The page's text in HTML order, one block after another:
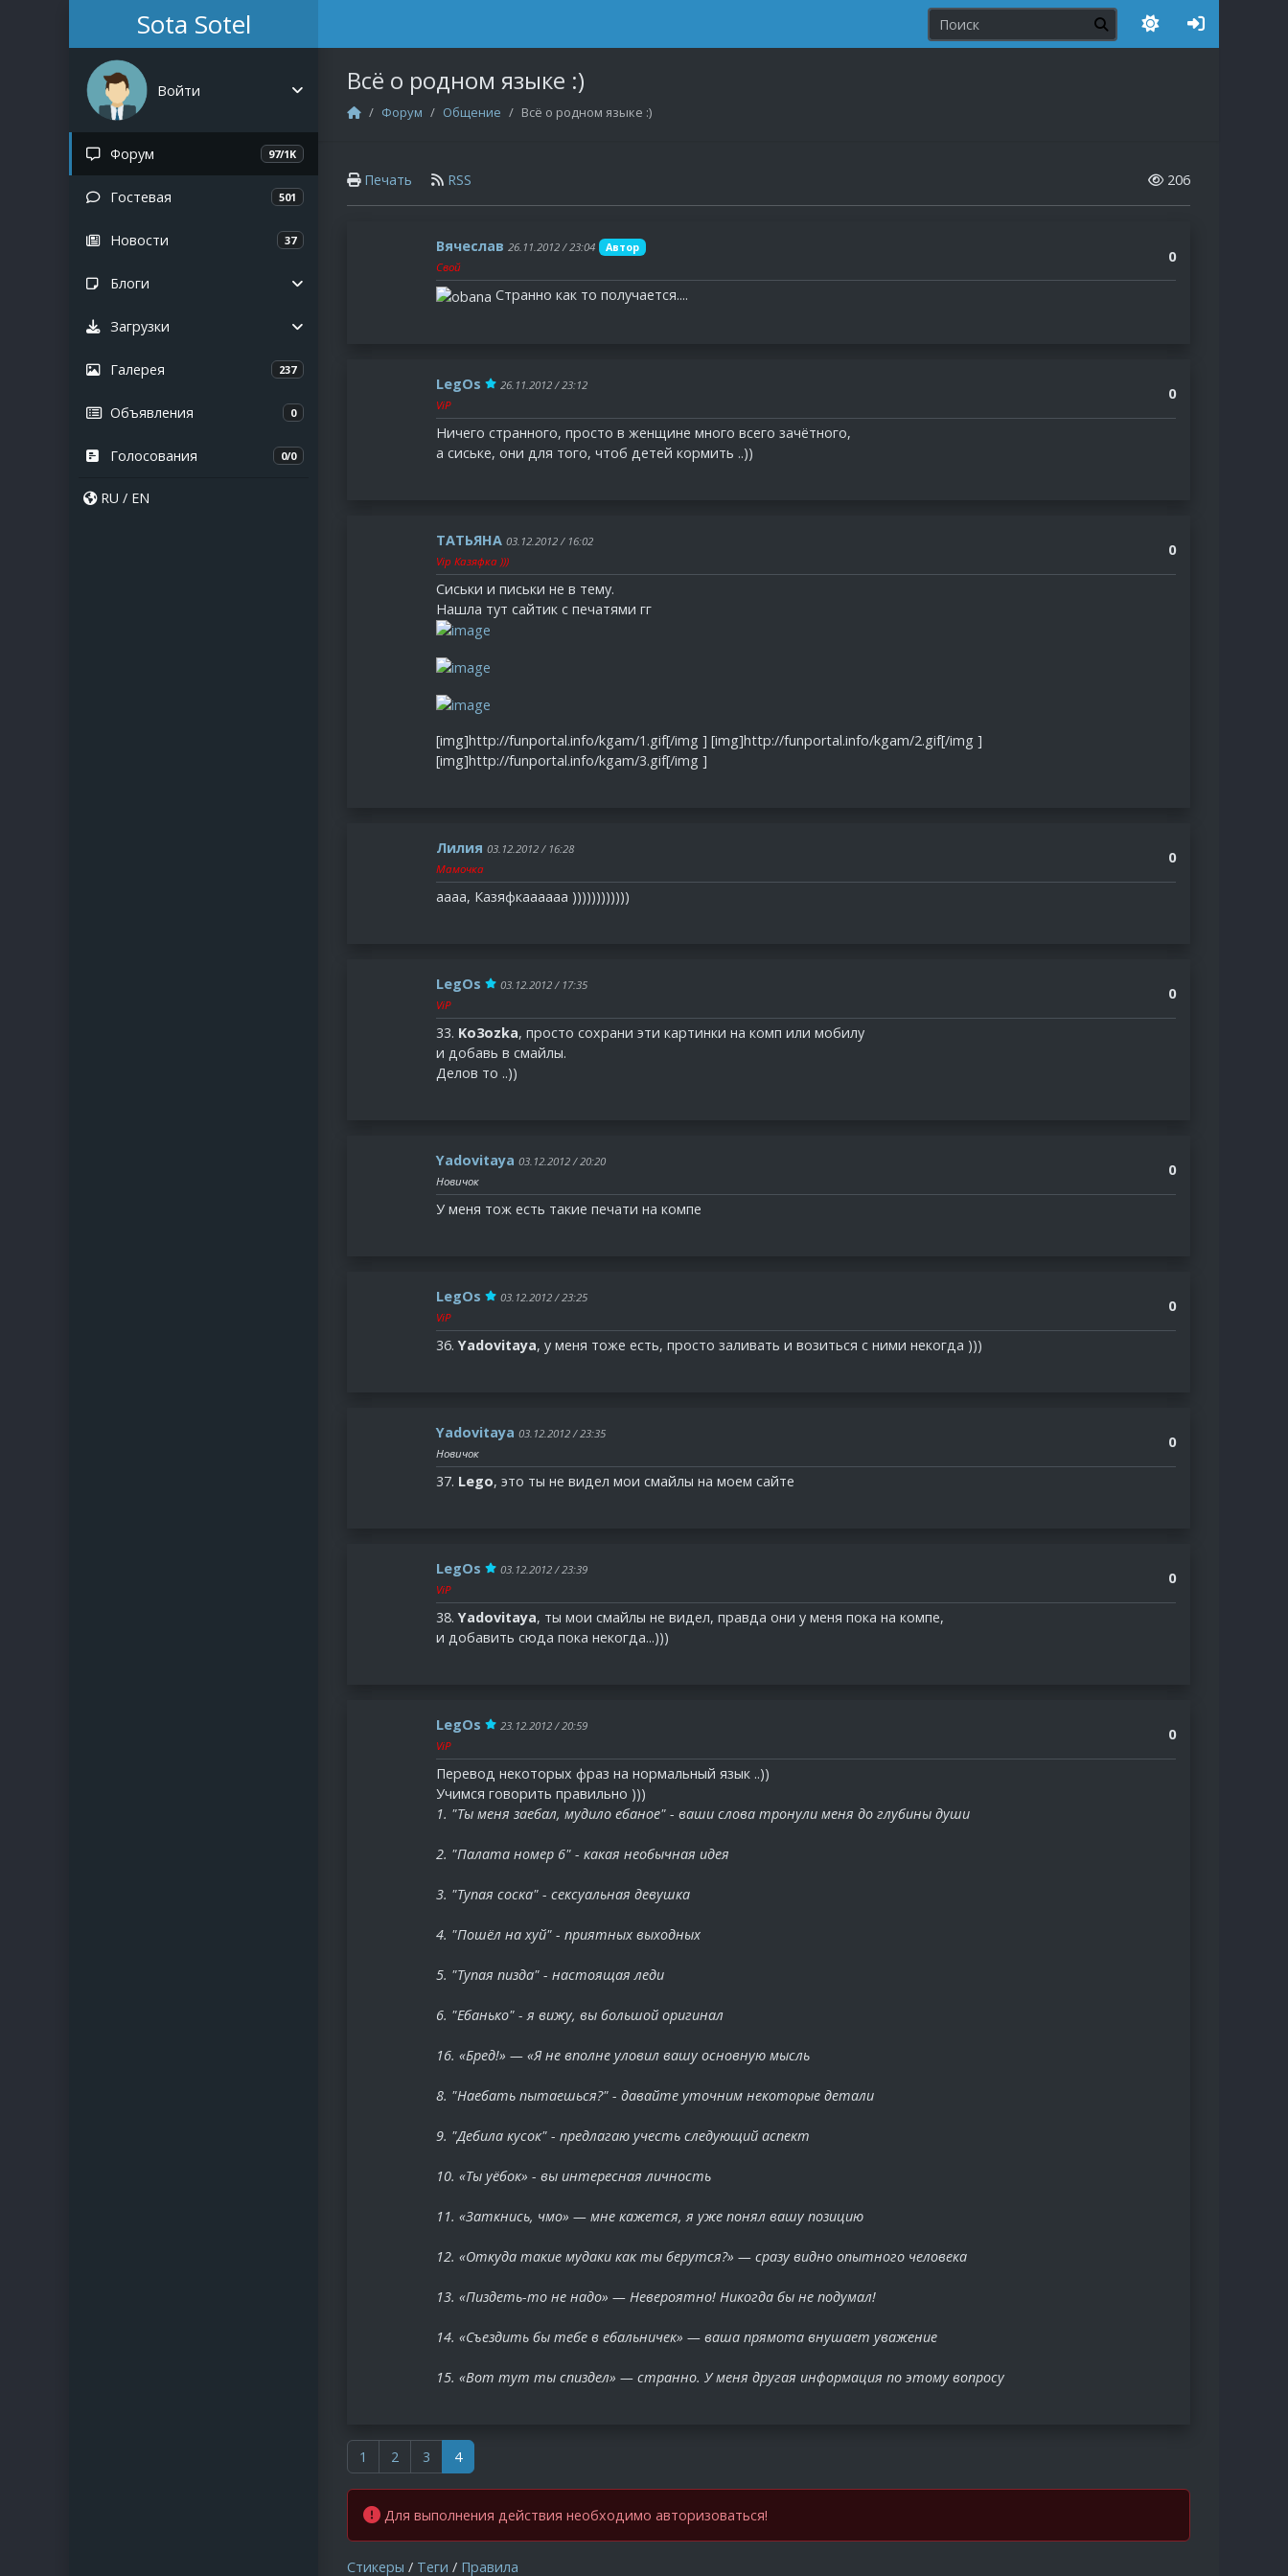
Sota Sotel
Войти
Авторизация
Форум 97/1K
Гостевая 501
Новости 37
Блоги
Список разделов
Новые статьи
Новые комментарии
Загрузки
Список разделов
Новые комментарии
Галерея 237
Объявления 0
Голосования 0/0
RU / EN
Всё о родном языке :)
Форум Общение Всё о родном языке :)
Печать RSS 206
Вячеслав 26.11.2012 / 23:04
Автор
Свой
0
Странно как то получается....
LegOs
26.11.2012 / 23:12
ViP
0
Ничего странного, просто в женщине много всего зачётного,
а сиське, они для того, чтоб детей кормить ..))
ТAТЬЯНA 03.12.2012 / 16:02
Vip Казяфка )))
0
Сиськи и письки не в тему.
Нашла тут сайтик с печатями гг
[img]http://funportal.info/kgam/1.gif[/img ] [img]http://funportal.info/kgam/2.gif[/img ]
[img]http://funportal.info/kgam/3.gif[/img ]
Лилия 03.12.2012 / 16:28
Мамочка
0
аааа, Казяфкаааааа ))))))))))))
LegOs
03.12.2012 / 17:35
ViP
0
33. Ko3ozka, просто сохрани эти картинки на комп или мобилу
и добавь в смайлы.
Делов то ..))
Yadovitaya 03.12.2012 / 20:20
Новичок
0
У меня тож есть такие печати на компе
LegOs
03.12.2012 / 23:25
ViP
0
36.Yadovitaya, у меня тоже есть, просто заливать и возиться с ними некогда )))
Yadovitaya 03.12.2012 / 23:35
Новичок
0
37. Lego, это ты не видел мои смайлы на моем сайте
LegOs
03.12.2012 / 23:39
ViP
0
38.Yadovitaya, ты мои смайлы не видел, правда они у меня пока на компе,
и добавить сюда пока некогда...)))
LegOs
23.12.2012 / 20:59
ViP
0
Перевод некоторых фраз на нормальный язык ..))
Учимся говорить правильно )))
1. "Ты меня заебал, мудило ебаное" - ваши слова тронули меня до глубины души
2. "Палата номер 6" - какая необычная идея
3. "Тупая соска" - сексуальная девушка
4. "Пошёл на хуй" - приятных выходных
5. "Тупая пизда" - настоящая леди
6. "Ебанько" - я вижу, вы большой оригинал
16. «Бред!» — «Я не вполне уловил вашу основную мысль
8. "Наебать пытаешься?" - давайте уточним некоторые детали
9. "Дебила кусок" - предлагаю учесть следующий аспект
10. «Ты уёбок» - вы интересная личность
11. «Заткнись, чмо» — мне кажется, я уже понял вашу позицию
12. «Откуда такие мудаки как ты берутся?» — сразу видно опытного человека
13. «Пиздеть-то не надо» — Невероятно! Никогда бы не подумал!
14. «Съездить бы тебе в ебальничек» — ваша прямота внушает уважение
15. «Вот тут ты спиздел» — странно. У меня другая информация по этому вопросу
1 2 3 4
Для выполнения действия необходимо авторизоваться!
Стикеры / Теги / Правила